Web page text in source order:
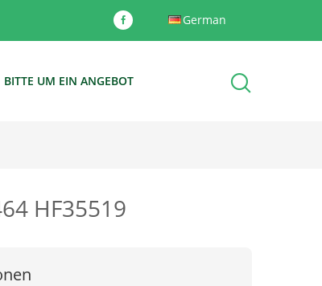
German
BITTE UM EIN ANGEBOT
HF35519